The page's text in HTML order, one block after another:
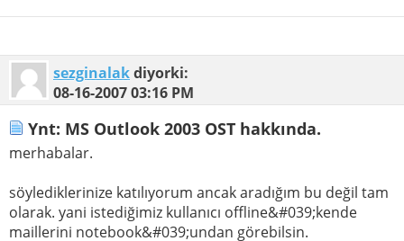
sezginalakdiyorki:
08-16-200703:16 PM
Ynt: MS Outlook 2003 OST hakkında.
merhabalar.
söylediklerinize katılıyorum ancak aradığım bu değil tam
olarak. yani istediğimiz kullanıcı offline&#039;kende
maillerini notebook&#039;undan görebilsin.